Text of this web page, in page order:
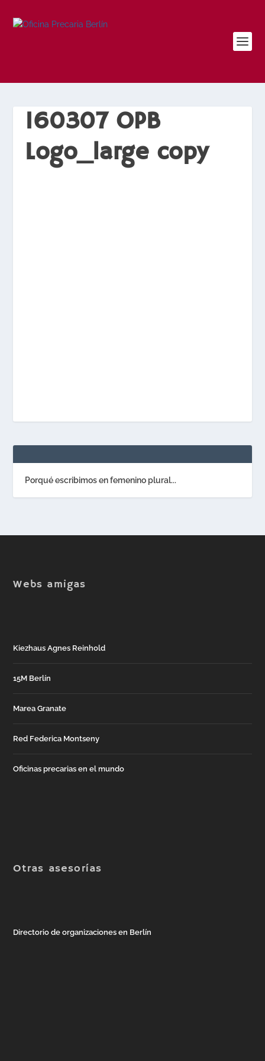
160307 OPB
Logo_large copy
Porqué escribimos en femenino plural...
Webs amigas
Kiezhaus Agnes Reinhold
15M Berlín
Marea Granate
Red Federica Montseny
Oficinas precarias en el mundo
Otras asesorías
Directorio de organizaciones en Berlín